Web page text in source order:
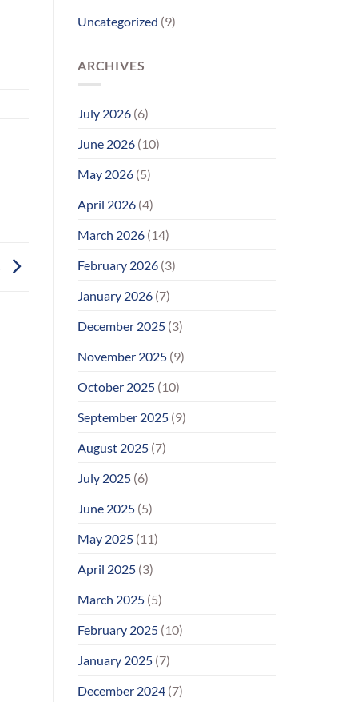
Uncategorized (9)
ARCHIVES
July 2026 (6)
June 2026 (10)
May 2026 (5)
April 2026 (4)
March 2026 (14)
February 2026 (3)
January 2026 (7)
December 2025 (3)
November 2025 (9)
October 2025 (10)
September 2025 (9)
August 2025 (7)
July 2025 (6)
June 2025 (5)
May 2025 (11)
April 2025 (3)
March 2025 (5)
February 2025 (10)
January 2025 (7)
December 2024 (7)